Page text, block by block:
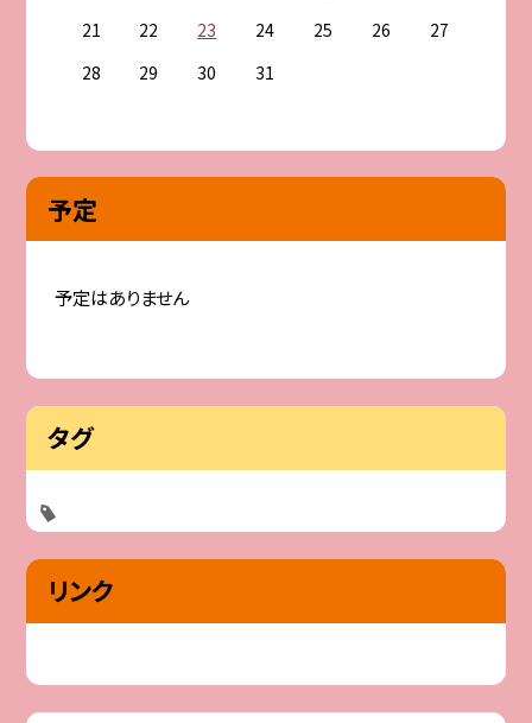
21
22 23 24 25 26
27
28
29 30 31
予定
予定はありません
タグ
リンク